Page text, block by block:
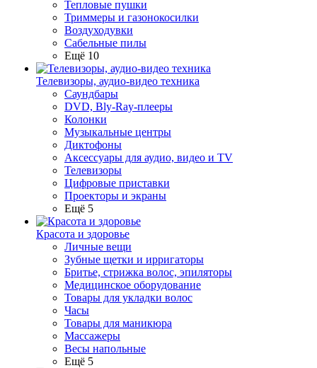
Тепловые пушки
Триммеры и газонокосилки
Воздуходувки
Сабельные пилы
Ещё 10
Телевизоры, аудио-видео техника
Саундбары
DVD, Bly-Ray-плееры
Колонки
Музыкальные центры
Диктофоны
Аксессуары для аудио, видео и TV
Телевизоры
Цифровые приставки
Проекторы и экраны
Ещё 5
Красота и здоровье
Личные вещи
Зубные щетки и ирригаторы
Бритье, стрижка волос, эпиляторы
Медицинское оборудование
Товары для укладки волос
Часы
Товары для маникюра
Массажеры
Весы напольные
Ещё 5